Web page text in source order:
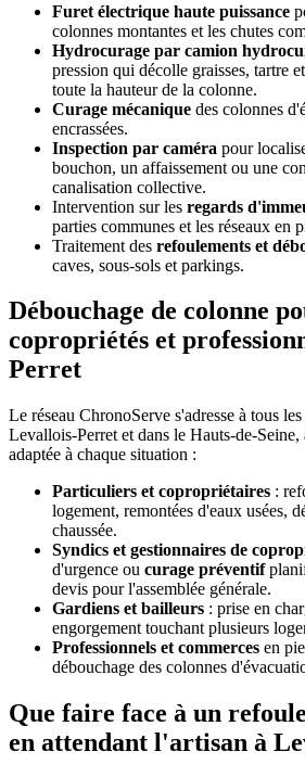
Furet électrique haute puissance
colonnes montantes et les chutes
Hydrocurage par camion
pression qui décolle graisses, tartre
toute la hauteur de la colonne.
Curage mécanique des colonnes
encrassées.
Inspection par caméra pour
bouchon, un affaissement ou une
canalisation collective.
Intervention sur les regards
parties communes et les réseaux en
Traitement des refoulements et
caves, sous-sols et parkings.
Débouchage de colonne
copropriétés et
Perret
Le réseau ChronoServe s'adresse à tous
Levallois-Perret et dans le Hauts-de-Seine,
adaptée à chaque situation :
Particuliers et copropriétaires :
logement, remontées d'eaux usées,
chaussée.
Syndics et gestionnaires de
d'urgence ou curage préventif
devis pour l'assemblée générale.
Gardiens et bailleurs : prise en
engorgement touchant plusieurs
Professionnels et commerces en
débouchage des colonnes
Que faire face à un
en attendant l'artisan à